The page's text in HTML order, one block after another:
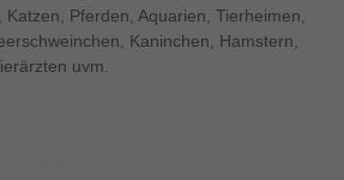
Pferden, Aquarien, Tierheimen,
Kaninchen, Hamstern,
uvm.